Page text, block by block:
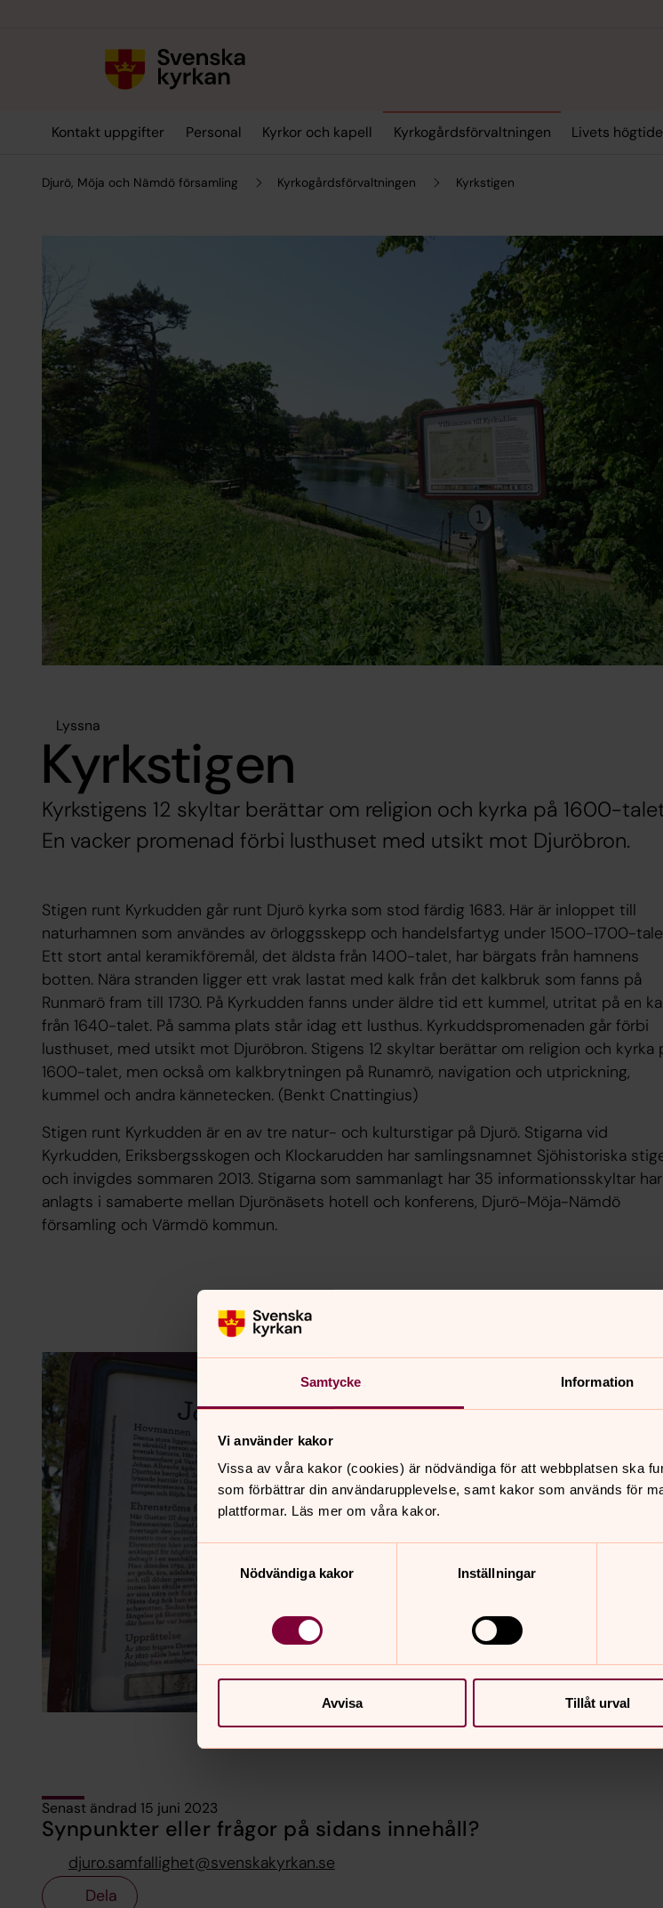
Samtycke Information
Vi använder kakor
Vissa av våra kakor (cookies) är nödvändiga för att webbplatsen ska
som förbättrar din användarupplevelse, samt kakor som används för
plattformar. Läs mer om våra kakor.
Nödvändiga kakor
Inställningar
Avvisa Tillåt urval
Kontakt uppgifter Personal Kyrkor och kapell Kyrkogårdsförvaltningen Livets
Djurö, Möja och Nämdö församling Kyrkogårdsförvaltningen Kyrkstigen
Lyssna
Kyrkstigen
Kyrkstigens 12 skyltar berättar om religion och kyrka på 1600-
En vacker promenad förbi lusthuset med utsikt mot Djuröbron.
Stigen runt Kyrkudden går runt Djurö kyrka som stod färdig 1683. Här är inloppet till
naturhamnen som användes av örloggsskepp och handelsfartyg under 1500-1700-
Ett stort antal keramikföremål, det äldsta från 1400-talet, har bärgats från hamnens
botten. Nära stranden ligger ett vrak lastat med kalk från det kalkbruk som fanns på
Runmarö fram till 1730. På Kyrkudden fanns under äldre tid ett kummel, utritat på en
från 1640-talet. På samma plats står idag ett lusthus. Kyrkuddspromenaden går förbi
lusthuset, med utsikt mot Djuröbron. Stigens 12 skyltar berättar om religion och kyrka
1600-talet, men också om kalkbrytningen på Runamrö, navigation och utprickning,
kummel och andra kännetecken. (Benkt Cnattingius)
Stigen runt Kyrkudden är en av tre natur- och kulturstigar på Djurö. Stigarna vid
Kyrkudden, Eriksbergsskogen och Klockarudden har samlingsnamnet Sjöhistoriska
och invigdes sommaren 2013. Stigarna som sammanlagt har 35 informationsskyltar har
anlagts i samaberte mellan Djurönäsets hotell och konferens, Djurö-Möja-Nämdö
församling och Värmdö kommun.
Senast ändrad 15 juni 2023
Synpunkter eller frågor på sidans innehåll?
djuro.samfallighet@svenskakyrkan.se
Dela